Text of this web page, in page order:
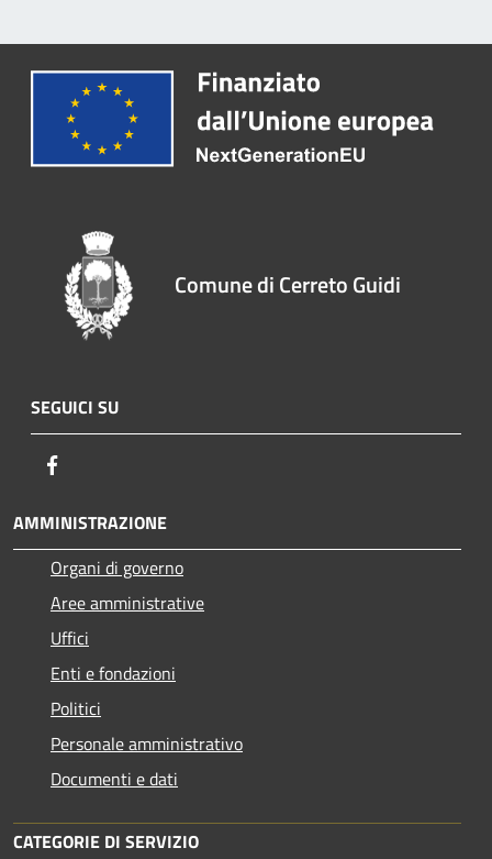
Comune di Cerreto Guidi
SEGUICI SU
AMMINISTRAZIONE
Organi di governo
Aree amministrative
Uffici
Enti e fondazioni
Politici
Personale amministrativo
Documenti e dati
CATEGORIE DI SERVIZIO